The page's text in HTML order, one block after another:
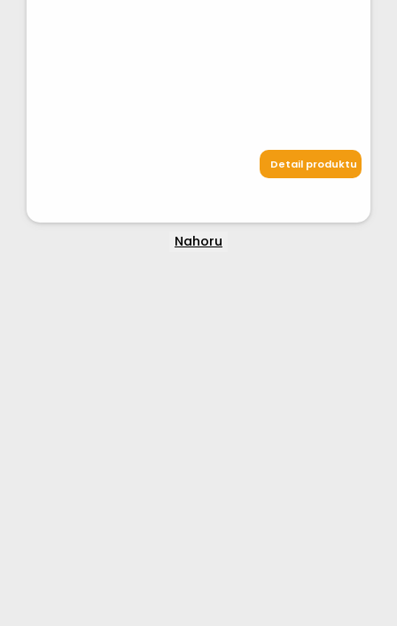
Detail produktu
Nahoru